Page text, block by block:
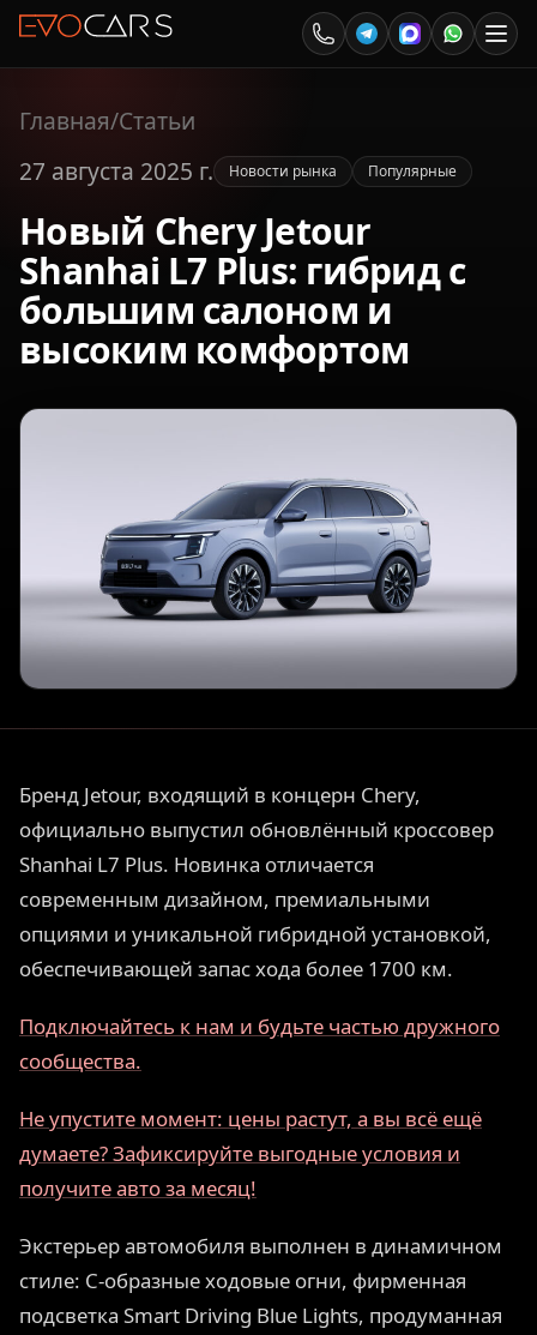
Главная/Статьи
27 августа 2025 г.
Новости рынка Популярные
Новый Chery Jetour
Shanhai L7 Plus: гибрид с
большим салоном и
высоким комфортом
Бренд Jetour, входящий в концерн Chery,
официально выпустил обновлённый кроссовер
Shanhai L7 Plus. Новинка отличается
современным дизайном, премиальными
опциями и уникальной гибридной установкой,
обеспечивающей запас хода более 1700 км.
Подключайтесь к нам и будьте частью дружного
сообщества.
Не упустите момент: цены растут, а вы всё ещё
думаете? Зафиксируйте выгодные условия и
получите авто за месяц!
Экстерьер автомобиля выполнен в динамичном
стиле: С-образные ходовые огни, фирменная
подсветка Smart Driving Blue Lights, продуманная